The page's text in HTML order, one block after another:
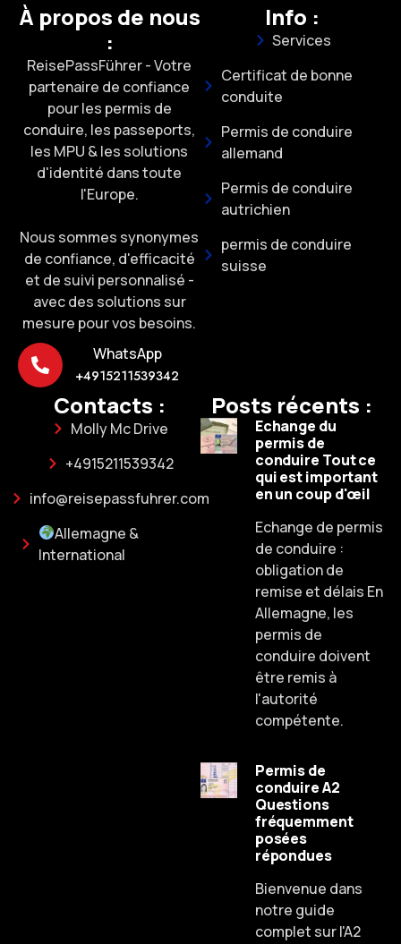
À propos de nous
:
ReisePassFührer - Votre
partenaire de confiance
pour les permis de
conduire, les passeports,
les MPU & les solutions
d'identité dans toute
l'Europe.
Nous sommes synonymes
de confiance, d'efficacité
et de suivi personnalisé -
avec des solutions sur
mesure pour vos besoins.
WhatsApp
+4915211539342
Info :
Services
Certificat de bonne
conduite
Permis de conduire
allemand
Permis de conduire
autrichien
permis de conduire
suisse
Contacts :
Molly Mc Drive
+4915211539342
info@reisepassfuhrer.com
Allemagne &
International
Posts récents :
Echange du
permis de
conduire Tout ce
qui est important
en un coup d'œil
Echange de permis
de conduire :
obligation de
remise et délais En
Allemagne, les
permis de
conduire doivent
être remis à
l'autorité
compétente.
Permis de
conduire A2
Questions
fréquemment
posées
répondues
Bienvenue dans
notre guide
complet sur l'A2
Chinese
Spanish
Russian